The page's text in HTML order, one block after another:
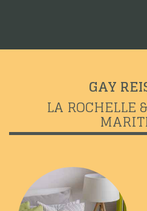
GAY
LA ROCHELLE